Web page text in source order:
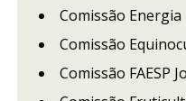
Comissão Energia
Comissão
Comissão FAESP